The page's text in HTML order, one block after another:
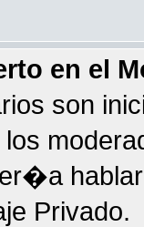
en el
son
Privado.